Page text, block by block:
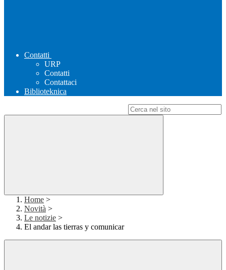
Contatti
URP
Contatti
Contattaci
Biblioteknica
Home >
Novità >
Le notizie >
El andar las tierras y comunicar